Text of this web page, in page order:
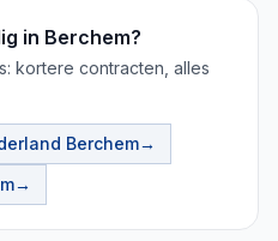
in Berchem?
kortere contracten, alles
Berchem→
→